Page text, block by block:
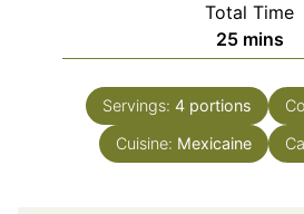
Total Time
25minutes
mins
Servings: 4 portions
Cuisine: Mexicaine